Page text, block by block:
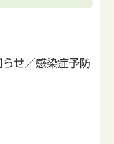
せ／感染症予防